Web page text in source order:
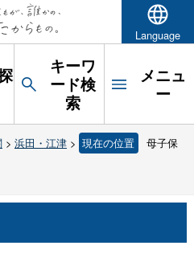
Language
キーワ
ード検
索
メニュ
ー
> 浜田・江津> 現在の位置 母子保